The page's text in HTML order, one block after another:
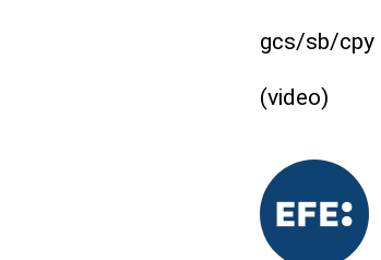
gcs/sb/cpy
(video)